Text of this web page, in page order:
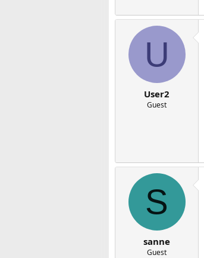
U
User2
Guest
S
sanne
Guest